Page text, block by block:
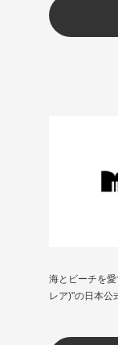
海とビーチを
レア)"の日本公